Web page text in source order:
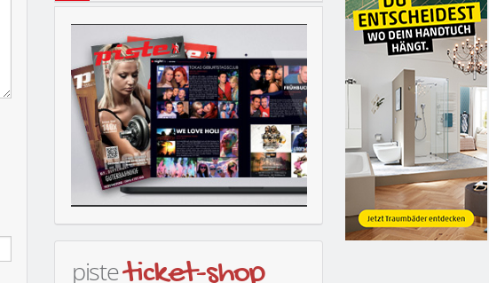
pisteticket-shop